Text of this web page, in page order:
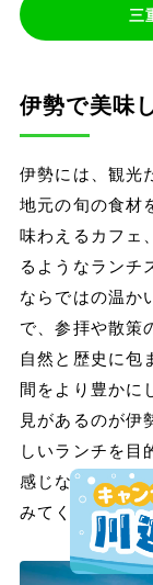
三
伊勢で美味
伊勢には、観光
地元の旬の食材
味わえるカフェ
るようなランチ
ならではの温か
で、参拝や散策
自然と歴史に包
間をより豊かに
見があるのが伊
しいランチを目
感じながら、心
みてください。